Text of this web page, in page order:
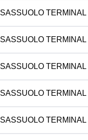
SASSUOLO TERMINAL
SASSUOLO TERMINAL
SASSUOLO TERMINAL
SASSUOLO TERMINAL
SASSUOLO TERMINAL